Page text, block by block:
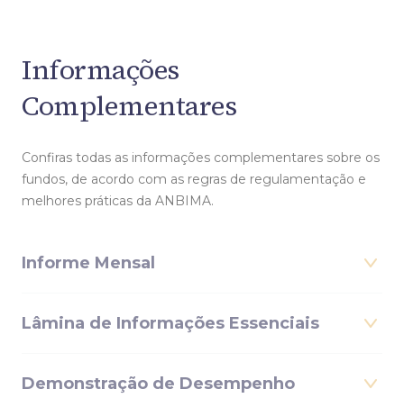
Informações
Complementares
Confiras todas as informações complementares sobre os
fundos, de acordo com as regras de regulamentação e
melhores práticas da ANBIMA.
Informe Mensal
Lâmina de Informações Essenciais
Demonstração de Desempenho